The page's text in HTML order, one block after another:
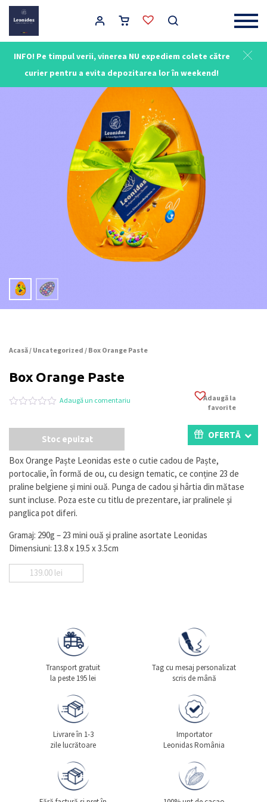
INFO! Pe timpul verii, vinerea NU expediem colete către
curier pentru a evita depozitarea lor în weekend!
Main Navigation
Acasă/ Uncategorized / Box Orange Paste
Box Orange Paste
5
pe
a
evaluări
de
la
clienți
Adaugă un comentariu
Adaugă la
favorite
Stoc epuizat OFERTĂ
Box Orange Paște Leonidas este o cutie cadou de Paște,
portocalie, în formă de ou, cu design tematic, ce conține 23 de
praline belgiene și mini ouă. Punga de cadou și hârtia din mătase
sunt incluse. Poza este cu titlu de prezentare, iar pralinele și
panglica pot diferi.
Gramaj: 290g – 23 mini ouă și praline asortate Leonidas
Dimensiuni: 13.8 x 19.5 x 3.5cm
139.00 lei
Transport gratuit
la peste 195 lei
Tag cu mesaj personalizat
scris de mână
Livrare în 1-3
zile lucrătoare
Importator
Leonidas România